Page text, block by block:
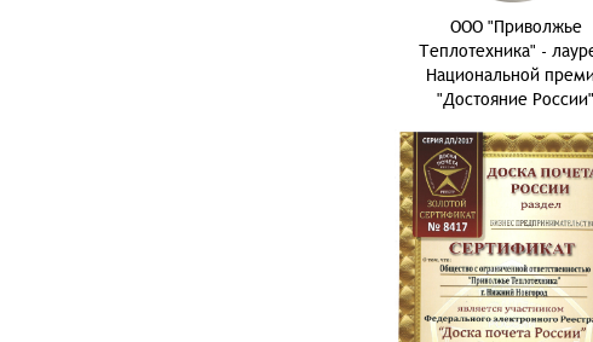
ООО "Приволжье
Теплотехника" -
Национальной
"Достояние России"